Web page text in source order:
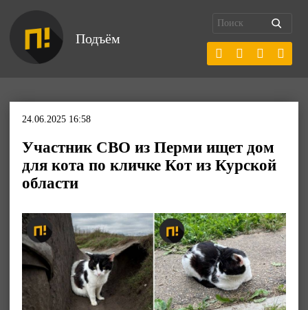
Подъём
24.06.2025 16:58
Участник СВО из Перми ищет дом
для кота по кличке Кот из Курской
области